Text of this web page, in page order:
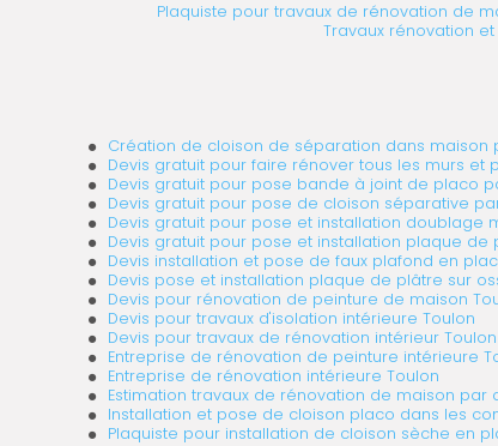
Plaquiste pour travaux de rénovation de
Travaux rénovation
Création de cloison de séparation dans maison
Devis gratuit pour faire rénover tous les murs et
Devis gratuit pour pose bande à joint de placo
Devis gratuit pour pose de cloison séparative
Devis gratuit pour pose et installation doublage
Devis gratuit pour pose et installation plaque de
Devis installation et pose de faux plafond en
Devis pose et installation plaque de plâtre sur
Devis pour rénovation de peinture de maison
Devis pour travaux d'isolation intérieure Toulon
Devis pour travaux de rénovation intérieur Toulon
Entreprise de rénovation de peinture intérieure
Entreprise de rénovation intérieure Toulon
Estimation travaux de rénovation de maison par
Installation et pose de cloison placo dans les
Plaquiste pour installation de cloison sèche en